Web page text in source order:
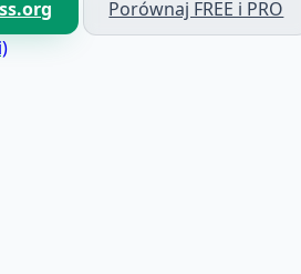
Porównaj FREE i PRO